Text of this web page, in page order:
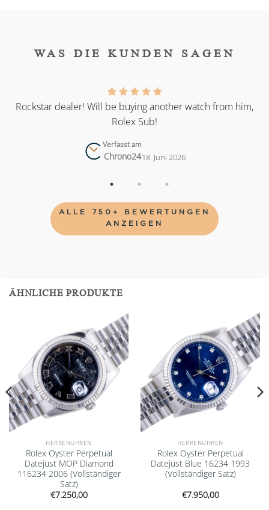
WAS DIE KUNDEN SAGEN
Rockstar dealer! Will be buying another watch from him,
Rolex Sub!
Verfasst am
Chrono2418. Juni 2026
ALLE 750+ BEWERTUNGEN
ANZEIGEN
ÄHNLICHE PRODUKTE
Add to
wishlist
HERRENUHREN
Rolex Oyster Perpetual
Datejust MOP Diamond
116234 2006 (Vollständiger
Satz)
€7.250,00
Add to
wishlist
HERRENUHREN
Rolex Oyster Perpetual
Datejust Blue 16234 1993
(Vollständiger Satz)
€7.950,00